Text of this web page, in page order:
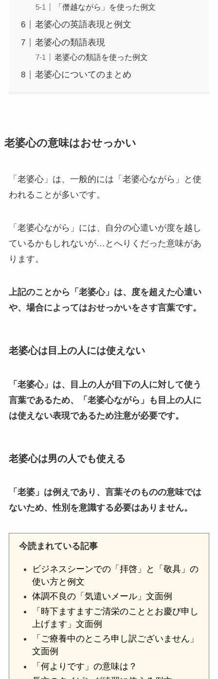
「僭越ながら」を使った例文
老婆心の英語表現と例文
老婆心の類語表現
老婆心の類語を使った例文
老婆心についてのまとめ
老婆心の意味はおせっかい
「老婆心」は、一般的には「老婆心ながら」と使
われることが多いです。
「老婆心ながら」には、自分の心遣いが度を越し
ているかもしれないが…とへりくだった意味があ
ります。
上記のことから「老婆心」は、度を超えた心遣い
や、場合によってはおせっかいをさす言葉です。
老婆心は目上の人には使えない
「老婆心」は、目上の人が目下の人に対して使う
言葉であるため、「老婆心ながら」も目上の人に
は使えない表現であるため注意が必要です。
老婆心は男の人でも使える
「老婆」は例えであり、言葉そのものの意味では
ないため、性別を意識する必要はありません。
今読まれている記事
ビジネスシーンでの「拝啓」と「敬具」の
使い方と例文
体調不良の「気遣いメール」文面例
「時下ますますご清栄のこととお慶び申し
上げます」文面例
「ご療養中のところ申し訳ございません」
文面例
「何よりです」の意味は？